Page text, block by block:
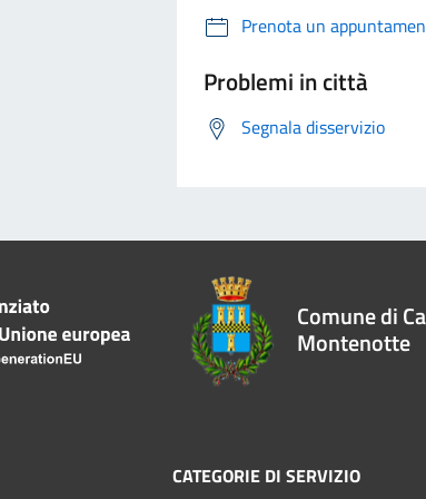
Prenota un
Problemi in città
Segnala disservizio
Comune di
Montenotte
CATEGORIE DI SERVIZIO